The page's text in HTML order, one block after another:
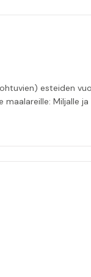
esteiden
Miljalle ja